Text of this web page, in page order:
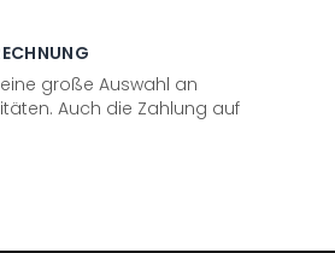
große Auswahl an
Auch die Zahlung auf